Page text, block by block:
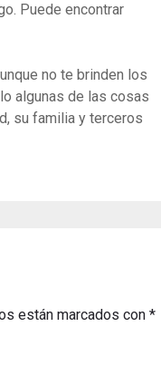
Puede encontrar
no te brinden los
algunas de las cosas
su familia y terceros
están marcados con*